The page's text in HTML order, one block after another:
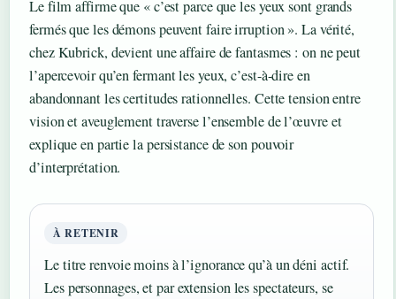
Le film affirme que « c’est parce que les yeux sont grands
fermés que les démons peuvent faire irruption ». La vérité,
chez Kubrick, devient une affaire de fantasmes : on ne peut
l’apercevoir qu’en fermant les yeux, c’est-à-dire en
abandonnant les certitudes rationnelles. Cette tension entre
vision et aveuglement traverse l’ensemble de l’œuvre et
explique en partie la persistance de son pouvoir
d’interprétation.
À RETENIR
Le titre renvoie moins à l’ignorance qu’à un déni actif.
Les personnages, et par extension les spectateurs, se